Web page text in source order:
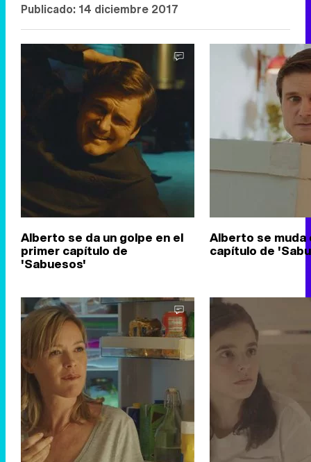
Publicado: 14 diciembre 2017
Alberto se da un golpe en el
primer capítulo de
'Sabuesos'
Alberto se muda
capítulo de